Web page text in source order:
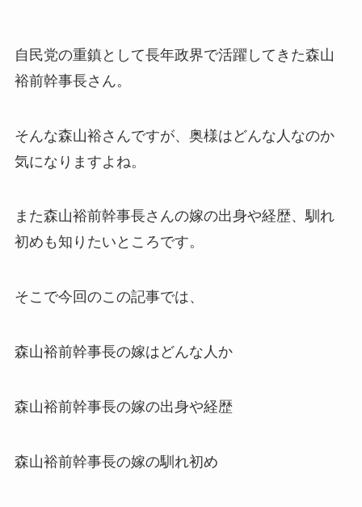
自民党の重鎮として長年政界で活躍してきた森山
裕前幹事長さん。
そんな森山裕さんですが、奥様はどんな人なのか
気になりますよね。
また森山裕前幹事長さんの嫁の出身や経歴、馴れ
初めも知りたいところです。
そこで今回のこの記事では、
森山裕前幹事長の嫁はどんな人か
森山裕前幹事長の嫁の出身や経歴
森山裕前幹事長の嫁の馴れ初め